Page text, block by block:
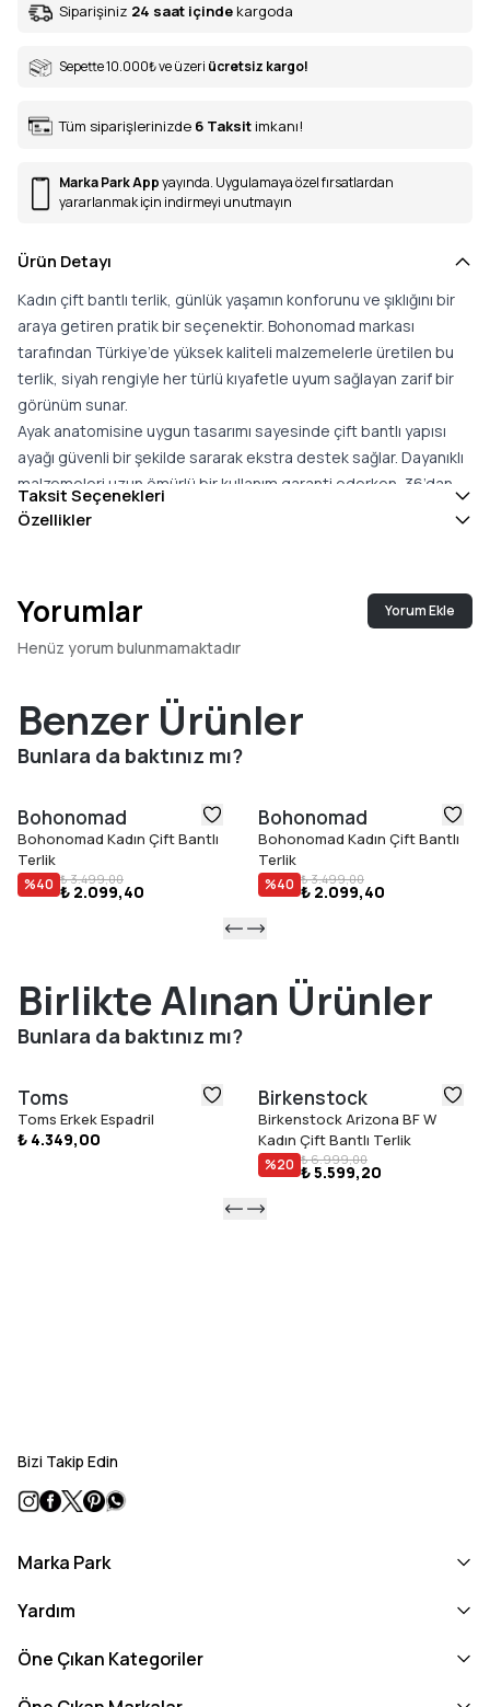
Siparişiniz 24 saat içinde kargoda
Sepette 10.000₺ve üzeri ücretsiz kargo!
Tüm siparişlerinizde 6 Taksit imkanı!
Marka Park Appyayında. Uygulamaya özel fırsatlardan
yararlanmak için indirmeyi unutmayın
Ürün Detayı
Kadın çift bantlı terlik, günlük yaşamın konforunu ve şıklığını bir
araya getiren pratik bir seçenektir. Bohonomad markası
tarafından Türkiye’de yüksek kaliteli malzemelerle üretilen bu
terlik, siyah rengiyle her türlü kıyafetle uyum sağlayan zarif bir
görünüm sunar.
Ayak anatomisine uygun tasarımı sayesinde çift bantlı yapısı
ayağı güvenli bir şekilde sararak ekstra destek sağlar. Dayanıklı
malzemeleri uzun ömürlü bir kullanım garanti ederken, 36’dan
41’e kadar beden seçenekleriyle her kullanıcıya hitap eder. Hem
Taksit Seçenekleri
Özellikler
Yorumlar Yorum Ekle
Henüz yorum bulunmamaktadır
Benzer Ürünler
Bunlara da baktınız mı?
Bohonomad
Bohonomad Kadın Çift Bantlı
Terlik
%40 ₺ 3.499,00
₺ 2.099,40
Bohonomad
Bohonomad Kadın Çift Bantlı
Terlik
%40 ₺ 3.499,00
₺ 2.099,40
Birlikte Alınan Ürünler
Bunlara da baktınız mı?
Toms
Toms Erkek Espadril
₺ 4.349,00
Birkenstock
Birkenstock Arizona BF W
Kadın Çift Bantlı Terlik
%20 ₺ 6.999,00
₺ 5.599,20
Bizi Takip Edin
Marka Park
Yardım
Öne Çıkan Kategoriler